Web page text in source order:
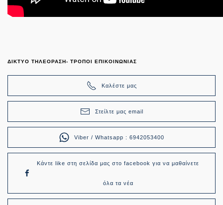
ΔΙΚΤΥΟ ΤΗΛΕΟΡΑΣΗ- ΤΡΟΠΟΙ ΕΠΙΚΟΙΝΩΝΙΑΣ
Καλέστε μας
Στείλτε μας email
Viber / Whatsapp : 6942053400
Κάντε like στη σελίδα μας στο facebook για να μαθαίνετε
όλα τα νέα